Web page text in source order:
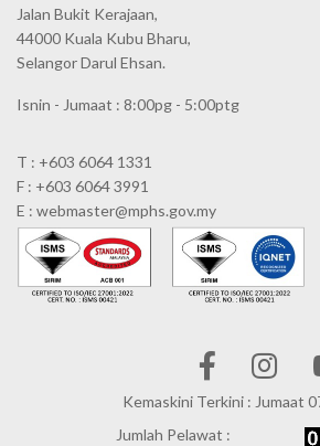
Jalan Bukit Kerajaan,
44000 Kuala Kubu Bharu,
Selangor Darul Ehsan.
Isnin - Jumaat : 8:00pg - 5:00ptg
T : +603 6064 1331
F : +603 6064 3991
E : webmaster@mphs.gov.my
Kemaskini Terkini : Jumaat
Jumlah Pelawat :